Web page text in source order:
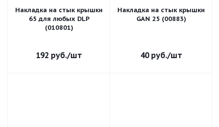
Накладка на стык крышки
65 для любых DLP
(010801)
192 руб./шт
Накладка на стык крышки
GAN 25 (00883)
40руб./шт